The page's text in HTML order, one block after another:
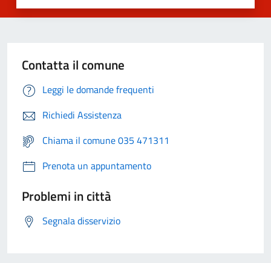
Contatta il comune
Leggi le domande frequenti
Richiedi Assistenza
Chiama il comune 035 471311
Prenota un appuntamento
Problemi in città
Segnala disservizio